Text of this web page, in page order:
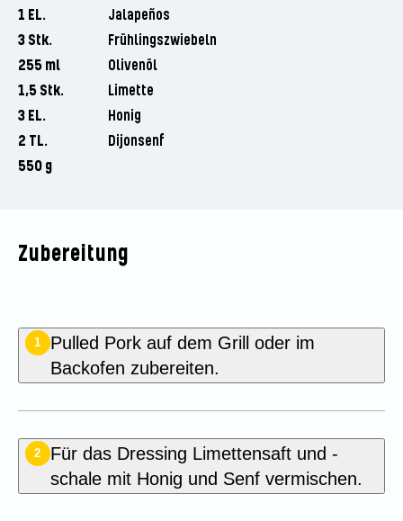
1 EL.
Jalapeños
3 Stk.
Frühlingszwiebeln
255 ml
Olivenöl
1,5 Stk.
Limette
3 EL.
Honig
2 TL.
Dijonsenf
550 g
Zubereitung
1
Pulled Pork auf dem Grill oder im
Backofen zubereiten.
2
Für das Dressing Limettensaft und -
schale mit Honig und Senf vermischen.